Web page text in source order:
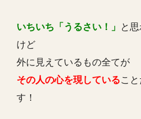
いちいち「うるさい！」 と
けど
外に見えているもの全てが
その人の心を現しているこ
す！